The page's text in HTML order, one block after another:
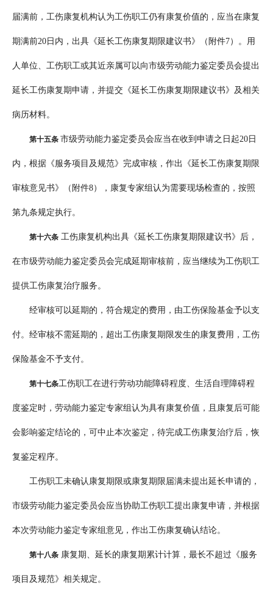
届满前，工伤康复机构认为工伤职工仍有康复价值的，应当在康复
期满前20日内，出具《延长工伤康复期限建议书》（附件7）。用
人单位、工伤职工或其近亲属可以向市级劳动能力鉴定委员会提出
延长工伤康复期申请，并提交《延长工伤康复期限建议书》及相关
病历材料。
第十五条 市级劳动能力鉴定委员会应当在收到申请之日起20日
内，根据《服务项目及规范》完成审核，作出《延长工伤康复期限
审核意见书》（附件8），康复专家组认为需要现场检查的，按照
第九条规定执行。
第十六条 工伤康复机构出具《延长工伤康复期限建议书》后，
在市级劳动能力鉴定委员会完成延期审核前，应当继续为工伤职工
提供工伤康复治疗服务。
经审核可以延期的，符合规定的费用，由工伤保险基金予以支
付。经审核不需延期的，超出工伤康复期限发生的康复费用，工伤
保险基金不予支付。
第十七条工伤职工在进行劳动功能障碍程度、生活自理障碍程
度鉴定时，劳动能力鉴定专家组认为具有康复价值，且康复后可能
会影响鉴定结论的，可中止本次鉴定，待完成工伤康复治疗后，恢
复鉴定程序。
工伤职工未确认康复期限或康复期限届满未提出延长申请的，
市级劳动能力鉴定委员会应当协助工伤职工提出康复申请，并根据
本次劳动能力鉴定专家组意见，作出工伤康复确认结论。
第十八条 康复期、延长的康复期累计计算，最长不超过《服务
项目及规范》相关规定。